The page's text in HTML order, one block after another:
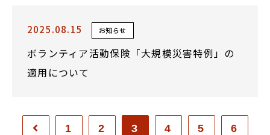
2025.08.15 お知らせ
ボランティア活動保険「大規模災害特例」の
適用について
1 2 3 4 5 6